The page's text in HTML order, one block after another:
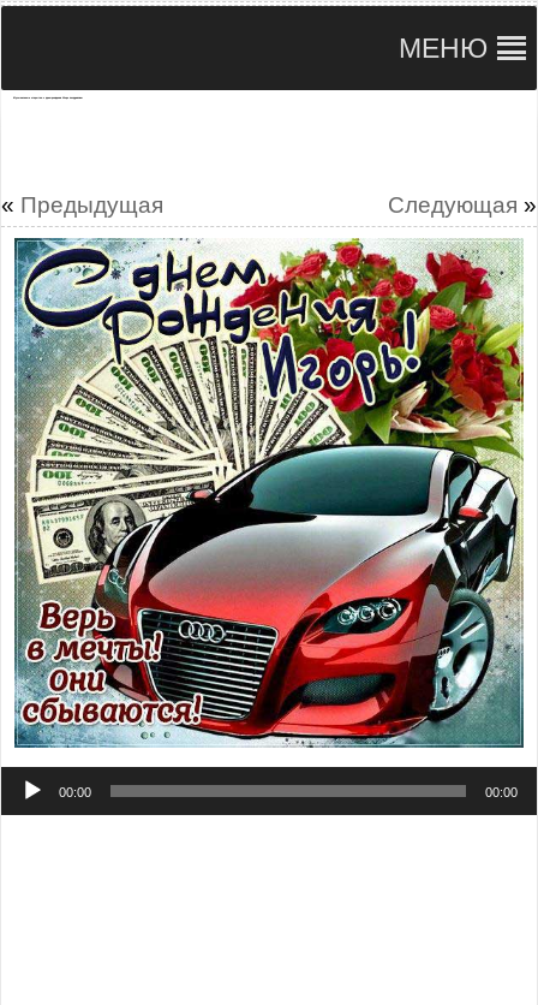
МЕНЮ
« Предыдущая Следующая »
Аудиоплеер
00:00 00:00